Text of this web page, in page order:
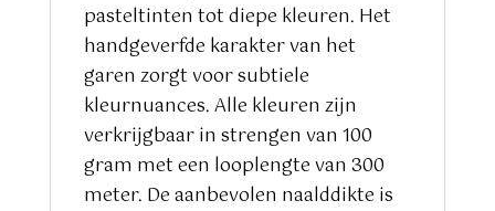
pasteltinten tot diepe kleuren. Het
handgeverfde karakter van het
garen zorgt voor subtiele
kleurnuances. Alle kleuren zijn
verkrijgbaar in strengen van 100
gram met een looplengte van 300
meter. De aanbevolen naalddikte is